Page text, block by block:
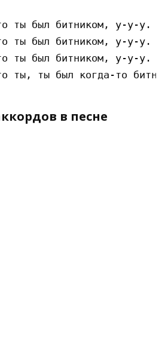
в песне